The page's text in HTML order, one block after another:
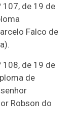
107, de 19 de
Falco de
108, de 19 de
de
Robson do